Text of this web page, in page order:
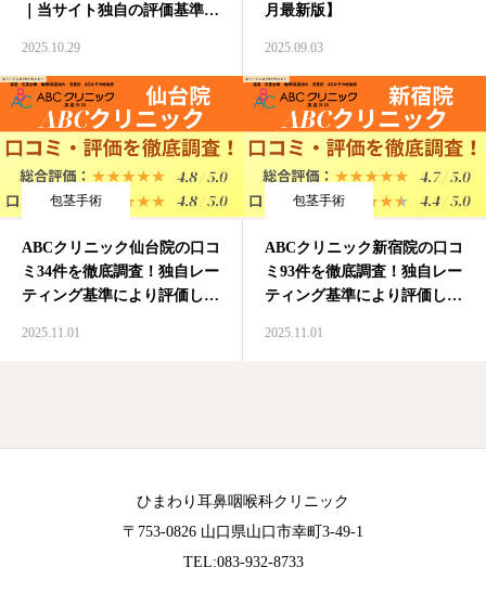
｜当サイト独自の評価基準に
2025.10.29
月最新版】
2025.09.03
包茎手術
ABCクリニック仙台院の口コ
ミ34件を徹底調査！独自レー
ティング基準により評価して
2025.11.01
包茎手術
ABCクリニック新宿院の口コ
ミ93件を徹底調査！独自レー
ティング基準により評価して
2025.11.01
ひまわり耳鼻咽喉科クリニック
〒753-0826 山口県山口市幸町3-49-1
TEL:083-932-8733